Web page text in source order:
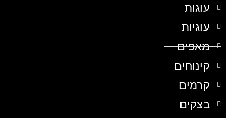
עוגות
עוגיות
מאפים
קינוחים
קרמים
בצקים